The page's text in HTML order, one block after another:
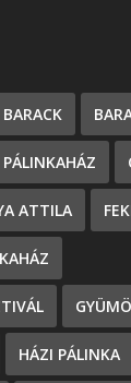
BARACK
PÁLINKAHÁZ
ATTILA
HÁZI PÁLINKA